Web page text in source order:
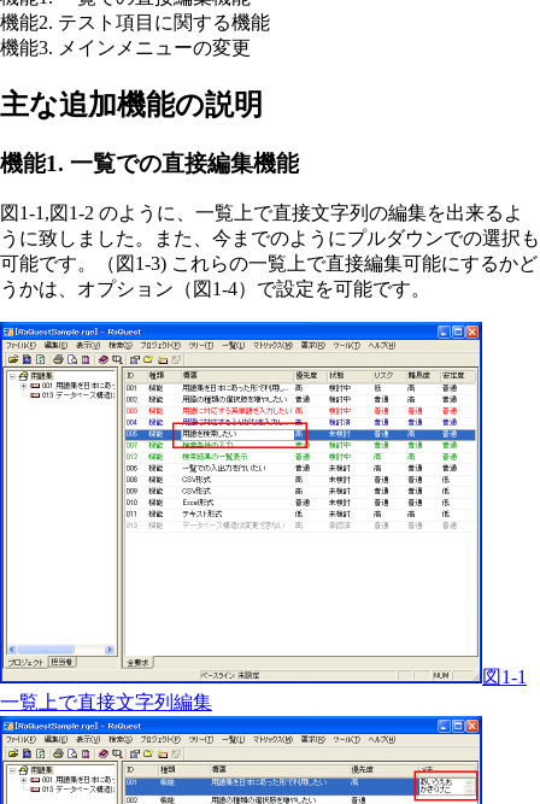
機能2. テスト項目に関する機能
機能3. メインメニューの変更
主な追加機能の説明
機能1. 一覧での直接編集機能
図1-1,図1-2 のように、一覧上で直接文字列の編集を出来るよ
うに致しました。また、今までのようにプルダウンでの選択も
可能です。（図1-3) これらの一覧上で直接編集可能にするかど
うかは、オプション（図1-4）で設定を可能です。
図1-1
一覧上で直接文字列編集